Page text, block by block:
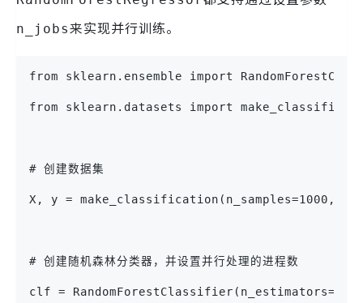
n_jobs来实现并行训练。
from sklearn.ensemble import
from sklearn.datasets import
# 创建数据集
X, y = make_classification(n_samples=1000,
# 创建随机森林分类器，并设置并行处理的进程数
clf =